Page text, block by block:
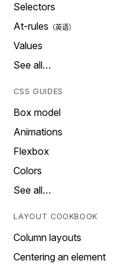
Selectors
At-rules
Values
See all…
CSS GUIDES
Box model
Animations
Flexbox
Colors
See all…
LAYOUT COOKBOOK
Column layouts
Centering an element